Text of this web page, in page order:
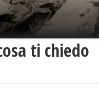
ti chiedo